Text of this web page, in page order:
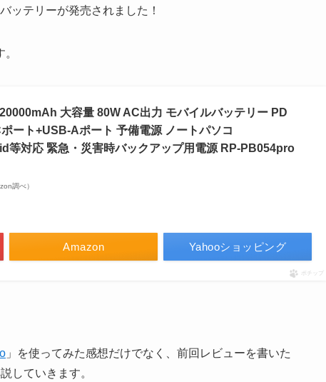
ッテリーが発売されました！
。
大容量 80W AC出力 モバイルバッテリー PD
ート+USB-Aポート 予備電源 ノートパソコ
対応 緊急・災害時バックアップ用電源 RP-PB054pro
調べ）
Amazon Yahooショッピング
ポチップ
」を使ってみた感想だけでなく、前回レビューを書いた
していきます。